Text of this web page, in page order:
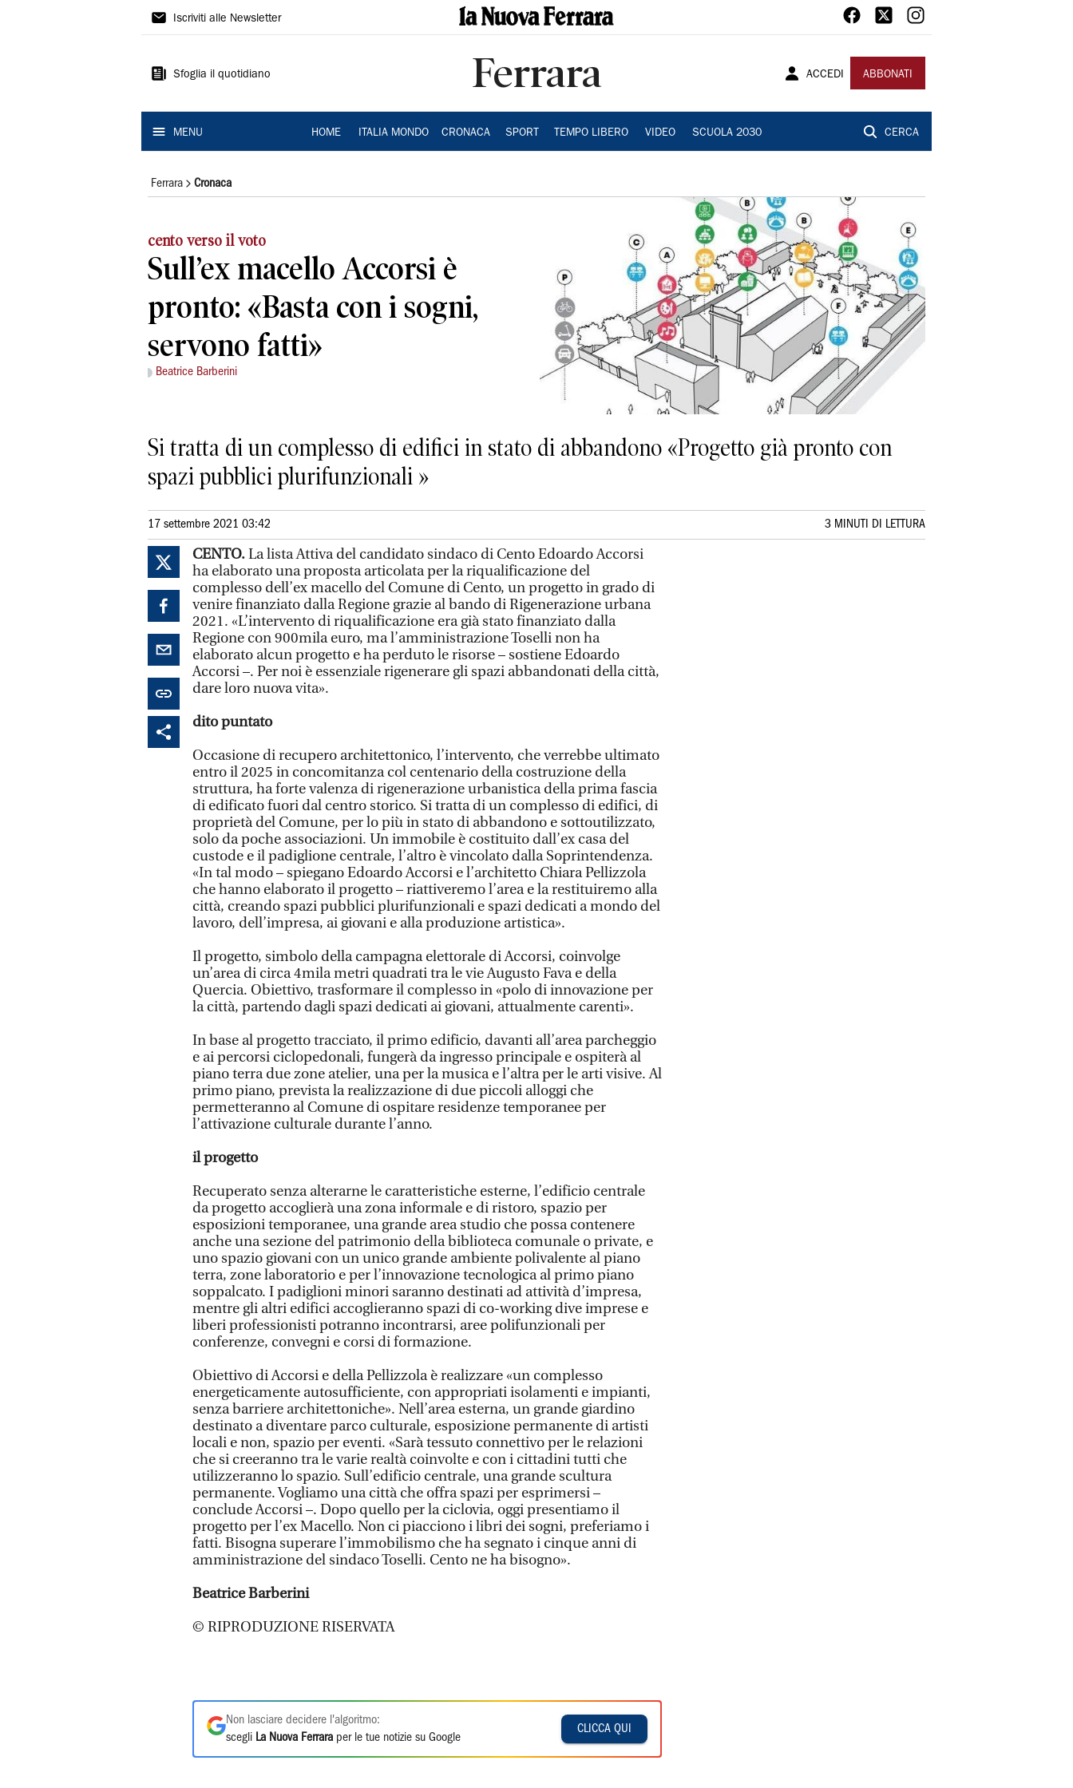
La
Ferrara
Iscriviti alle Newsletter
Sfoglia il quotidiano Ferrara ACCEDI ABBONATI
MENU HOME ITALIA MONDO CRONACA SPORT TEMPO LIBERO VIDEO SCUOLA 2030 CERCA
Ferrara Cronaca
cento verso il voto
Sull’ex macello Accorsi è
pronto: «Basta con i sogni,
servono fatti»
Beatrice Barberini
Si tratta di un complesso di edifici in stato di abbandono «Progetto già pronto con
spazi pubblici plurifunzionali »
17 settembre 2021 03:42 3 MINUTI DI LETTURA
CENTO.La lista Attiva del candidato sindaco di Cento Edoardo Accorsi
ha elaborato una proposta articolata per la riqualificazione del
complesso dell’ex macello del Comune di Cento, un progetto in grado di
venire finanziato dalla Regione grazie al bando di Rigenerazione urbana
2021. «L’intervento di riqualificazione era già stato finanziato dalla
Regione con 900mila euro, ma l’amministrazione Toselli non ha
elaborato alcun progetto e ha perduto le risorse – sostiene Edoardo
Accorsi –. Per noi è essenziale rigenerare gli spazi abbandonati della città,
dare loro nuova vita».
dito puntato
Occasione di recupero architettonico, l’intervento, che verrebbe ultimato
entro il 2025 in concomitanza col centenario della costruzione della
struttura, ha forte valenza di rigenerazione urbanistica della prima fascia
di edificato fuori dal centro storico. Si tratta di un complesso di edifici, di
proprietà del Comune, per lo più in stato di abbandono e sottoutilizzato,
solo da poche associazioni. Un immobile è costituito dall’ex casa del
custode e il padiglione centrale, l’altro è vincolato dalla Soprintendenza.
«In tal modo – spiegano Edoardo Accorsi e l’architetto Chiara Pellizzola
che hanno elaborato il progetto – riattiveremo l’area e la restituiremo alla
città, creando spazi pubblici plurifunzionali e spazi dedicati a mondo del
lavoro, dell’impresa, ai giovani e alla produzione artistica».
Il progetto, simbolo della campagna elettorale di Accorsi, coinvolge
un’area di circa 4mila metri quadrati tra le vie Augusto Fava e della
Quercia. Obiettivo, trasformare il complesso in «polo di innovazione per
la città, partendo dagli spazi dedicati ai giovani, attualmente carenti».
In base al progetto tracciato, il primo edificio, davanti all’area parcheggio
e ai percorsi ciclopedonali, fungerà da ingresso principale e ospiterà al
piano terra due zone atelier, una per la musica e l’altra per le arti visive. Al
primo piano, prevista la realizzazione di due piccoli alloggi che
permetteranno al Comune di ospitare residenze temporanee per
l’attivazione culturale durante l’anno.
il progetto
Recuperato senza alterarne le caratteristiche esterne, l’edificio centrale
da progetto accoglierà una zona informale e di ristoro, spazio per
esposizioni temporanee, una grande area studio che possa contenere
anche una sezione del patrimonio della biblioteca comunale o private, e
uno spazio giovani con un unico grande ambiente polivalente al piano
terra, zone laboratorio e per l’innovazione tecnologica al primo piano
soppalcato. I padiglioni minori saranno destinati ad attività d’impresa,
mentre gli altri edifici accoglieranno spazi di co-working dive imprese e
liberi professionisti potranno incontrarsi, aree polifunzionali per
conferenze, convegni e corsi di formazione.
Obiettivo di Accorsi e della Pellizzola è realizzare «un complesso
energeticamente autosufficiente, con appropriati isolamenti e impianti,
senza barriere architettoniche». Nell’area esterna, un grande giardino
destinato a diventare parco culturale, esposizione permanente di artisti
locali e non, spazio per eventi. «Sarà tessuto connettivo per le relazioni
che si creeranno tra le varie realtà coinvolte e con i cittadini tutti che
utilizzeranno lo spazio. Sull’edificio centrale, una grande scultura
permanente. Vogliamo una città che offra spazi per esprimersi –
conclude Accorsi –. Dopo quello per la ciclovia, oggi presentiamo il
progetto per l’ex Macello. Non ci piacciono i libri dei sogni, preferiamo i
fatti. Bisogna superare l’immobilismo che ha segnato i cinque anni di
amministrazione del sindaco Toselli. Cento ne ha bisogno».
Beatrice Barberini
© RIPRODUZIONE RISERVATA
Non lasciare decidere l'algoritmo:
scegli La Nuova Ferrara per le tue notizie su Google
CLICCA QUI